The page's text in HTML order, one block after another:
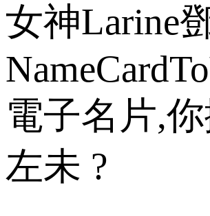
女神Larine
電子名片,
左未 ?